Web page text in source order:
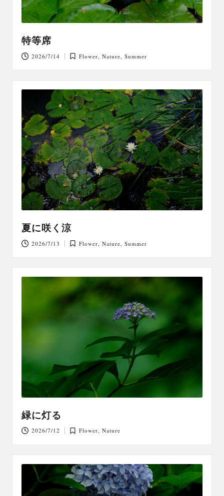
特等席
2026/7/14
Posted
Flower ,Nature ,Summer
夏に咲く涼
2026/7/13
Posted
Flower ,Nature ,Summer
緑に灯る
2026/7/12
Posted
Flower,Nature